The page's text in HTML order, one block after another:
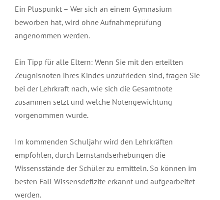
Ein Pluspunkt – Wer sich an einem Gymnasium
beworben hat, wird ohne Aufnahmeprüfung
angenommen werden.
Ein Tipp für alle Eltern: Wenn Sie mit den erteilten
Zeugnisnoten ihres Kindes unzufrieden sind, fragen Sie
bei der Lehrkraft nach, wie sich die Gesamtnote
zusammen setzt und welche Notengewichtung
vorgenommen wurde.
Im kommenden Schuljahr wird den Lehrkräften
empfohlen, durch Lernstandserhebungen die
Wissensstände der Schüler zu ermitteln. So können im
besten Fall Wissensdefizite erkannt und aufgearbeitet
werden.